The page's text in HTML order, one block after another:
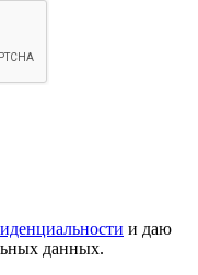
и даю
данных.